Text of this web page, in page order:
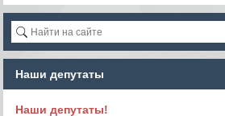
Наши депутаты
Наши депутаты!